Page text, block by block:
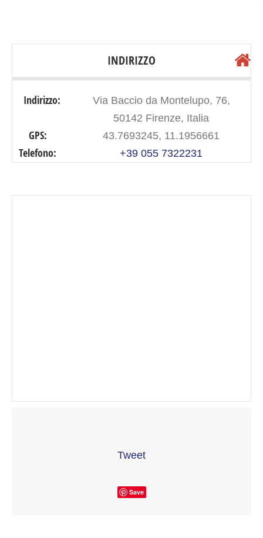
INDIRIZZO
Indirizzo:
Via Baccio da Montelupo, 76,
50142 Firenze, Italia
GPS: 43.7693245, 11.1956661
Telefono: +39 055 7322231
Tweet
Save